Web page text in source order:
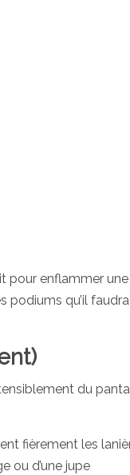
pour enflammer une
podiums qu’il
du
fièrement les
ou d’une jupe